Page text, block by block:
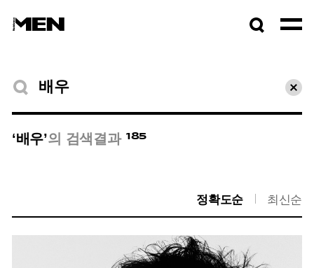
검색결과
초기
‘배우’의 검색결과 185
정확도순 최신순